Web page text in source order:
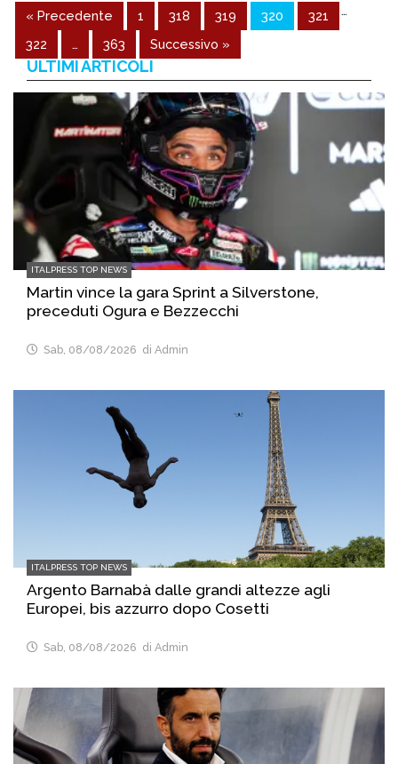
« Precedente 1 …
318 319 320
321
322
… 363 Successivo »
ULTIMI ARTICOLI
ITALPRESS TOP NEWS
Martin vince la gara Sprint a Silverstone,
preceduti Ogura e Bezzecchi
Sab, 08/08/2026 di Admin
ITALPRESS TOP NEWS
Argento Barnabà dalle grandi altezze agli
Europei, bis azzurro dopo Cosetti
Sab, 08/08/2026 di Admin